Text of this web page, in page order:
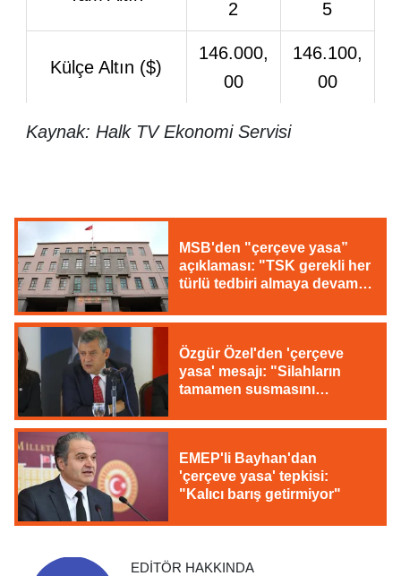
2 5
Külçe Altın ($)
146.000,
00
146.100,
00
Kaynak: Halk TV Ekonomi Servisi
MSB'den "çerçeve yasa”
açıklaması: "TSK gerekli her
türlü tedbiri almaya devam
Özgür Özel'den 'çerçeve
yasa' mesajı: "Silahların
tamamen susmasını
EMEP'li Bayhan'dan
'çerçeve yasa' tepkisi:
"Kalıcı barış getirmiyor"
EDITÖR HAKKINDA